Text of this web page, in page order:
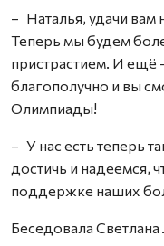
– Наталья, удачи вам
Теперь мы будем
пристрастием. И ещё
благополучно и вы
Олимпиады!
– У нас есть теперь
достичь и надеемся,
поддержке наших
Беседовала